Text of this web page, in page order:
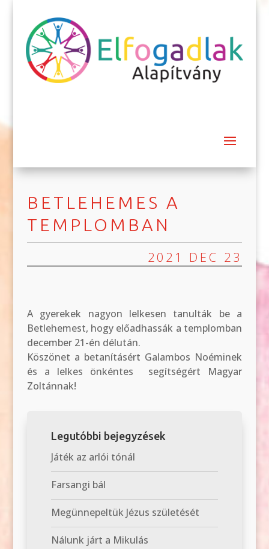
BETLEHEMES A
TEMPLOMBAN
2021 DEC 23
A gyerekek nagyon lelkesen tanulták be a
Betlehemest, hogy előadhassák a templomban
december 21-én délután.
Köszönet a betanításért Galambos Noéminek
és a lelkes önkéntes segítségért Magyar
Zoltánnak!
Legutóbbi bejegyzések
Játék az arlói tónál
Farsangi bál
Megünnepeltük Jézus születését
Nálunk járt a Mikulás